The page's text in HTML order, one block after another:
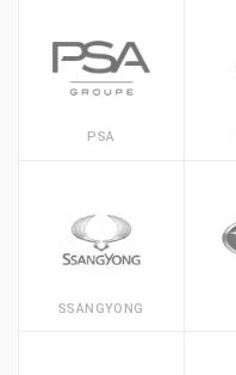
PSA
SSANGYONG